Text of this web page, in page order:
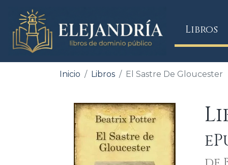
Libros
Inicio Libros El Sastre De Gloucester